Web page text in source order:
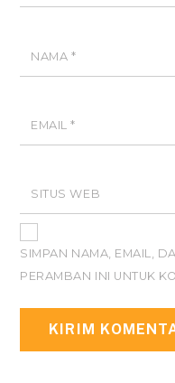
NAMA *
EMAIL*
SITUS WEB
SIMPAN NAMA, EMAIL,
PERAMBAN INI UNTUK